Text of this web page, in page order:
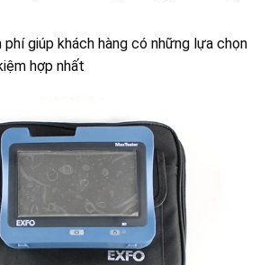
phí giúp khách hàng có những lựa chọn
hợp nhất